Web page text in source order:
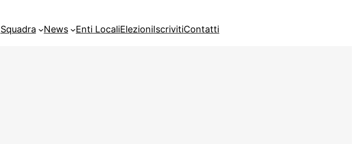
Squadra News Enti LocaliElezioniIscrivitiContatti